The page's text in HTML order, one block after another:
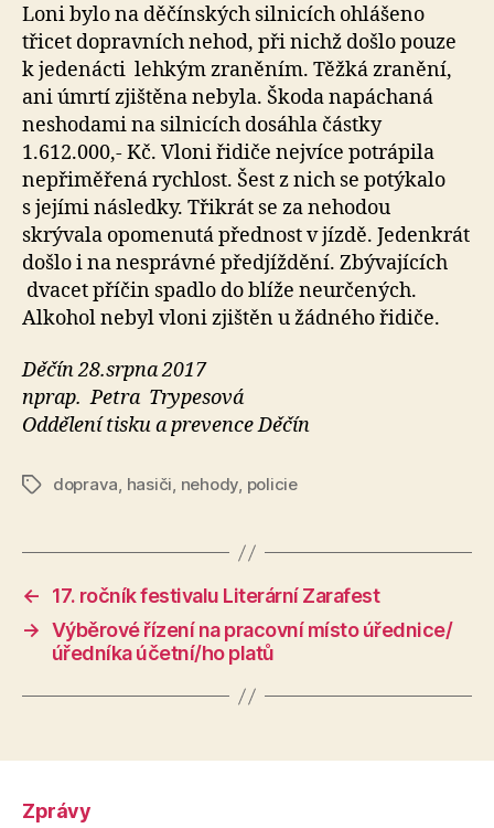
Loni bylo na děčínských silnicích ohlášeno
třicet dopravních nehod, při nichž došlo pouze
k jedenácti lehkým zraněním. Těžká zranění,
ani úmrtí zjištěna nebyla. Škoda napáchaná
neshodami na silnicích dosáhla částky
1.612.000,- Kč. Vloni řidiče nejvíce potrápila
nepřiměřená rychlost. Šest z nich se potýkalo
s jejími následky. Třikrát se za nehodou
skrývala opomenutá přednost v jízdě. Jedenkrát
došlo i na nesprávné předjíždění. Zbývajících
dvacet příčin spadlo do blíže neurčených.
Alkohol nebyl vloni zjištěn u žádného řidiče.
Děčín 28.srpna 2017
nprap. Petra Trypesová
Oddělení tisku a prevence Děčín
Štítkydoprava, hasiči, nehody, policie
←
17. ročník festivalu Literární Zarafest
→ Výběrové řízení na pracovní místo úřednice/
úředníka účetní/ho platů
Zprávy